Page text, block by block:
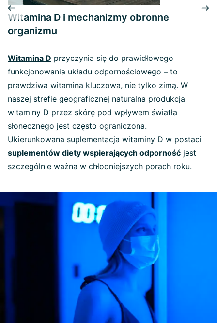
Witamina D i mechanizmy obronne
organizmu
Witamina D przyczynia się do prawidłowego
funkcjonowania układu odpornościowego – to
prawdziwa witamina kluczowa, nie tylko zimą. W
naszej strefie geograficznej naturalna produkcja
witaminy D przez skórę pod wpływem światła
słonecznego jest często ograniczona.
Ukierunkowana suplementacja witaminy D w postaci
suplementów diety wspierających odporność jest
szczególnie ważna w chłodniejszych porach roku.